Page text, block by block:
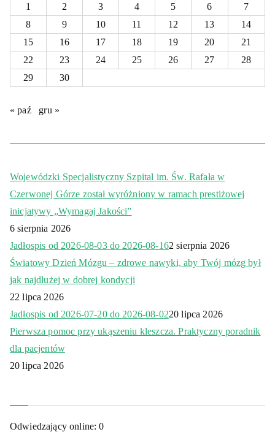
1
2 3 4 5 6
7
8
9 10 11 12 13
14
15
16 17 18 19 20
21
22
23 24 25 26 27
28
29
30
« paź gru »
Wojewódzki Specjalistyczny Szpital im. Św. Rafała w
Czerwonej Górze został wyróżniony w ramach prestiżowej
inicjatywy „Wymagaj Jakości”
6 sierpnia 2026
Jadłospis od 2026-08-03 do 2026-08-162 sierpnia 2026
Światowy Dzień Mózgu – zdrowe nawyki, aby Twój mózg był
jak najdłużej w dobrej kondycji
22 lipca 2026
Jadłospis od 2026-07-20 do 2026-08-0220 lipca 2026
Pierwsza pomoc przy ukąszeniu kleszcza. Praktyczny poradnik
dla pacjentów
20 lipca 2026
Odwiedzający online:0